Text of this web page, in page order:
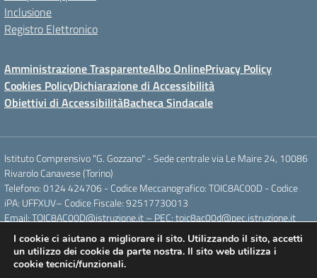
Inclusione
Registro Elettronico
Amministrazione TrasparenteAlbo OnlinePrivacy Policy
Cookies PolicyDichiarazione di Accessibilità
Obiettivi di AccessibilitàBacheca Sindacale
Istituto Comprensivo "G. Gozzano" - Sede centrale via Le Maire 24, 10086
Rivarolo Canavese (Torino)
Telefono: 0124 424706 - Codice Meccanografico: TOIC8AC00D - Codice
iPA: UFFXUV– Codice Fiscale: 92517730013
Email: TOIC8AC00D@istruzione.it – PEC: toic8ac00d@pec.istruzione.it
Concept & Design by Designers Italia
I cookie ci aiutano a migliorare il sito. Utilizzando il sito, accetti
un utilizzo dei cookie da parte nostra. Il sito web utilizza i
cookie tecnici/funzionali.